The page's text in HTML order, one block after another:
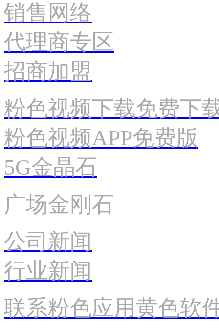
销售网络
代理商专区
招商加盟
粉色视频下载免费下
粉色视频APP免费版
5G金晶石
广场金刚石
公司新闻
行业新闻
联系粉色应用黄色软